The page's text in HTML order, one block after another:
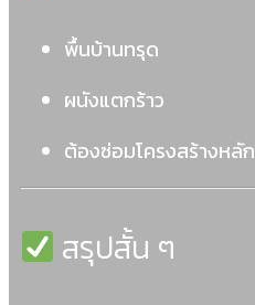
พื้นบ้านทรุด
ผนังแตกร้าว
ต้องซ่อมโครงสร้างหลัก
สรุปสั้น ๆ